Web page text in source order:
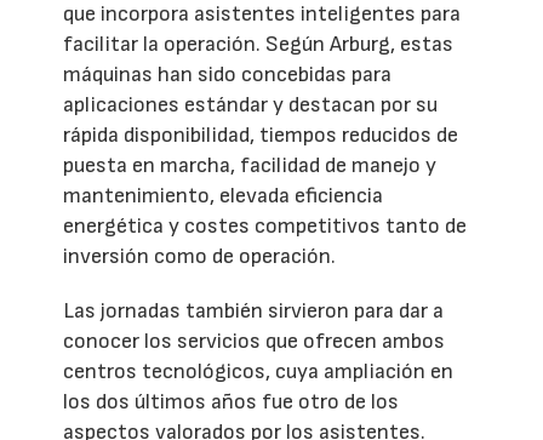
que incorpora asistentes inteligentes para
facilitar la operación. Según Arburg, estas
máquinas han sido concebidas para
aplicaciones estándar y destacan por su
rápida disponibilidad, tiempos reducidos de
puesta en marcha, facilidad de manejo y
mantenimiento, elevada eficiencia
energética y costes competitivos tanto de
inversión como de operación.
Las jornadas también sirvieron para dar a
conocer los servicios que ofrecen ambos
centros tecnológicos, cuya ampliación en
los dos últimos años fue otro de los
aspectos valorados por los asistentes.